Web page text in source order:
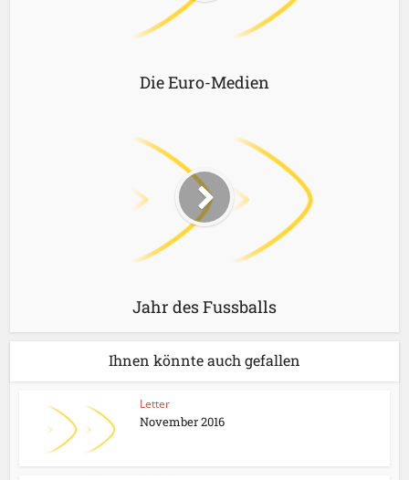
Die Euro-Medien
Jahr des Fussballs
Ihnen könnte auch gefallen
Letter
November 2016